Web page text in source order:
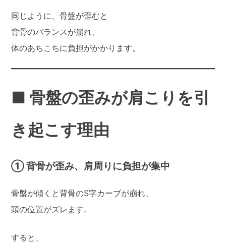
同じように、骨盤が歪むと
背骨のバランスが崩れ、
体のあちこちに負担がかかります。
■ 骨盤の歪みが肩こりを引
き起こす理由
① 背骨が歪み、肩周りに負担が集中
骨盤が傾くと背骨のS字カーブが崩れ、
頭の位置がズレます。
すると、